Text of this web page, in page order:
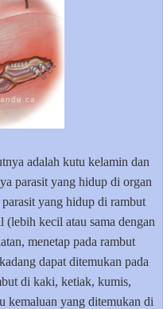
adalah kutu kelamin dan
parasit yang hidup di organ
yang hidup di rambut
(lebih kecil atau sama dengan
menetap pada rambut
dapat ditemukan pada
di kaki, ketiak, kumis,
kemaluan yang ditemukan di